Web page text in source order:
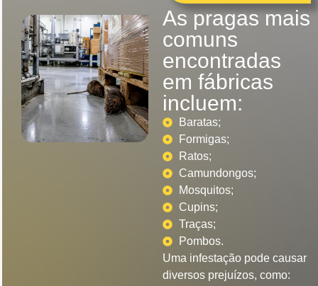
As pragas mais
comuns
encontradas
em fábricas
incluem:
Baratas;
Formigas;
Ratos;
Camundongos;
Mosquitos;
Cupins;
Traças;
Pombos.
Uma infestação pode causar
diversos prejuízos, como: